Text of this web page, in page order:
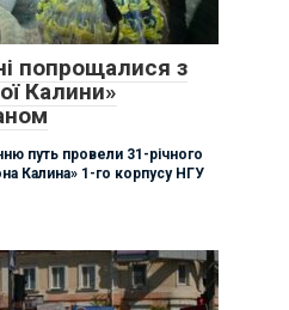
попрощалися з
Калини»
путь провели 31-річного
Калина» 1-го корпусу НГУ